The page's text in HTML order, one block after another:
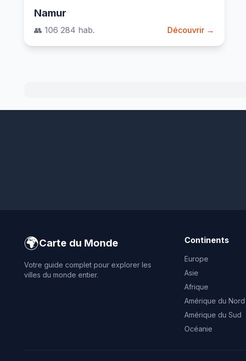
Namur
👥 106 284 hab. Découvrir →
🌍Carte du Monde
Votre guide complet pour explorer les
villes du monde entier.
Continents
Europe
Asie
Afrique
Amérique du Nord
Amérique du Sud
Océanie